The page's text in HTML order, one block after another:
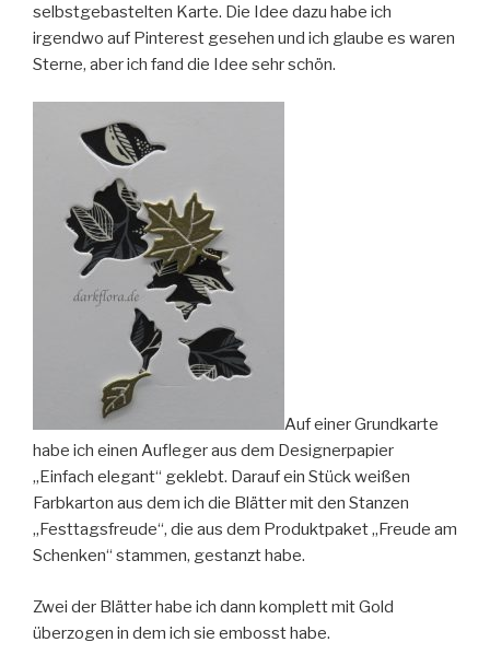
selbstgebastelten Karte. Die Idee dazu habe ich
irgendwo auf Pinterest gesehen und ich glaube es waren
Sterne, aber ich fand die Idee sehr schön.
Auf einer Grundkarte
habe ich einen Aufleger aus dem Designerpapier
„Einfach elegant“ geklebt. Darauf ein Stück weißen
Farbkarton aus dem ich die Blätter mit den Stanzen
„Festtagsfreude“, die aus dem Produktpaket „Freude am
Schenken“ stammen, gestanzt habe.
Zwei der Blätter habe ich dann komplett mit Gold
überzogen in dem ich sie embosst habe.